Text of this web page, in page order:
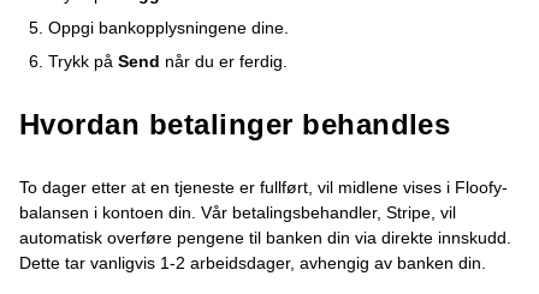
Oppgi bankopplysningene dine.
Trykk på Send når du er ferdig.
Hvordan betalinger behandles
To dager etter at en tjeneste er fullført, vil midlene vises i Floofy-
balansen i kontoen din. Vår betalingsbehandler, Stripe, vil
automatisk overføre pengene til banken din via direkte innskudd.
Dette tar vanligvis 1-2 arbeidsdager, avhengig av banken din.